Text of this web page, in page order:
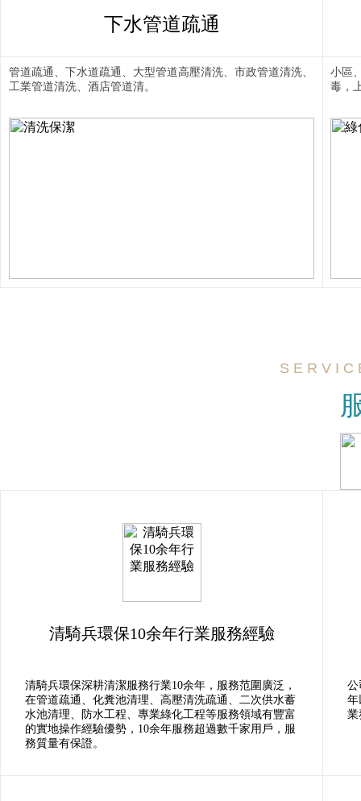
下水管道疏通
管道疏通、下水道疏通、大型管道高壓清洗、市政管道清洗、
工業管道清洗、酒店管道清。
小區
毒，
S E R V I C
清騎兵環保10余年行業服務經驗
清騎兵環保深耕清潔服務行業10余年，服務范圍廣泛，
在管道疏通、化糞池清理、高壓清洗疏通、二次供水蓄
水池清理、防水工程、專業綠化工程等服務領域有豐富
的實地操作經驗優勢，10余年服務超過數千家用戶，服
務質量有保證。
公
年
業